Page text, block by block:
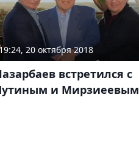
20 октября 2018
встретился с
и Мирзиеевым